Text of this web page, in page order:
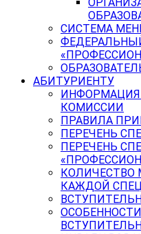
СИСТЕМА
АБИТУРИЕНТУ
ИНФОРМАЦИЯ
КОМИССИИ
ПРАВИЛА
ПЕРЕЧЕНЬ
ПЕРЕЧЕНЬ
КОЛИЧЕСТВО
КАЖДОЙ